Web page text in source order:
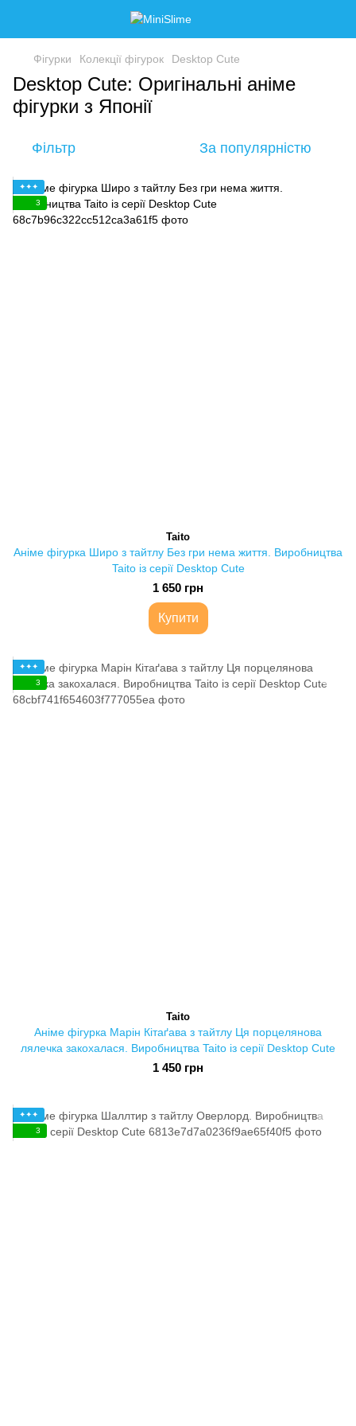
Фігурки Колекції фігурок Desktop Cute
Desktop Cute: Оригінальні аніме
фігурки з Японії
Фільтр За популярністю
✦✦✦
3
Taito
Аніме фігурка Широ з тайтлу Без гри нема життя. Виробництва
Taito із серії Desktop Cute
1 650 грн
Купити
✦✦✦
3
Taito
Аніме фігурка Марін Кітаґава з тайтлу Ця порцелянова
лялечка закохалася. Виробництва Taito із серії Desktop Cute
1 450 грн
✦✦✦
3